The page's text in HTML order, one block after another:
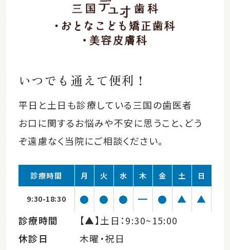
いつでも通えて便利！
平日と土日も診療している三国の歯医者
お口に関するお悩みや不安に思うこと、どう
ぞ遠慮なく当院にご相談ください。
診療時間 月 火 水 木 金 土 日
9:30-18:30 ● ● ● ━ ● ▲
▲
診療時間
【▲】土日：9:30~15:00
休診日
木曜・祝日